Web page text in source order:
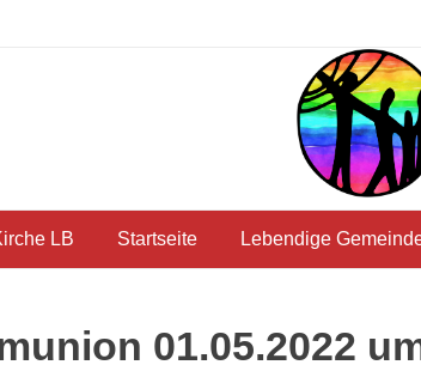
LB Startseite Lebendige
01.05.2022